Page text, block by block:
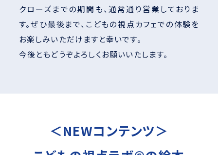
クローズまでの期間も、通常通り営業しておりま
す。ぜひ最後まで、こどもの視点カフェでの体験を
お楽しみいただけますと幸いです。
今後ともどうぞよろしくお願いいたします。
＜NEWコンテンツ＞